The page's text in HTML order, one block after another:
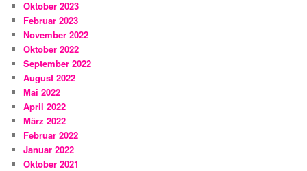
Oktober 2023
Februar 2023
November 2022
Oktober 2022
September 2022
August 2022
Mai 2022
April 2022
März 2022
Februar 2022
Januar 2022
Oktober 2021